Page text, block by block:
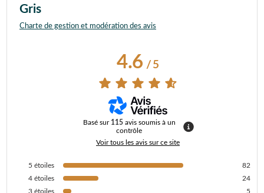
Gris
Charte de gestion et modération des avis
4.6/ 5
Basé sur 115 avis soumis à un
contrôle
Voir tous les avis sur ce site
5 étoiles
82
4 étoiles
24
3 étoiles
5